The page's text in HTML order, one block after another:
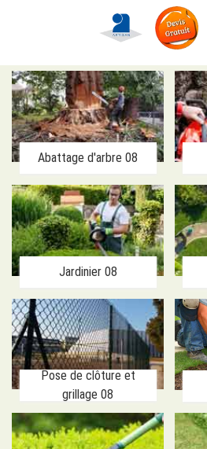
Abattage d'arbre 08
Jardinier 08
Pose de clôture et
grillage 08